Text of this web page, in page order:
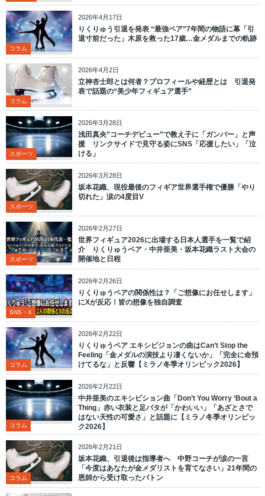
2026年4月17日
コラム
りくりゅう引退を発表 “最強ペア”7年間の物語に幕「引
退寸前だった」木原を救った17歳…金メダルまでの軌跡
2026年4月2日
コラム
立神杏士郎とは何者？プロフィールや経歴とは 引退発
表で話題の“美少年フィギュア選手”
2026年3月28日
スポーツ
浅田真央”コーチデビュー”で教え子に「ガンバー」と声
援 リンクサイドで見守る姿にSNS「応援したい」「泣
ける」
2026年3月28日
スポーツ
坂本花織、現役最後のフィギア世界選手権で優勝「やり
切れた」涙の4度目V
2026年2月27日
スポーツ
世界フィギュア2026に出場する日本人選手を一覧で紹
介 りくりゅうペア・中井亜美・坂本花織ラスト大会の
開催地と日程
2026年2月26日
SNS・X
りくりゅうペアの関係性は？「ご想像にお任せします」
にXが反応！皆の想像を独自調査
2026年2月22日
コラム
りくりゅうペア エキシビジョンの曲はCan’t Stop the
Feeling「金メダルの演技より凄くないか」「完全に命預
けてるな」と反響【ミラノ冬季オリンピック2026】
2026年2月22日
コラム
中井亜美のエキシビション曲「Don’t You Worry ‘Bout a
Thing」赤い衣装と足バタが「かわいい」「あざとさで
はない天性の可愛さ」と話題に【ミラノ冬季オリンピッ
ク2026】
2026年2月21日
コラム
坂本花織、引退後は指導者へ 中野コーチが涙の一言
「今度はあなたが金メダリストを育てなさい」21年間の
恩師から受け取ったバトン